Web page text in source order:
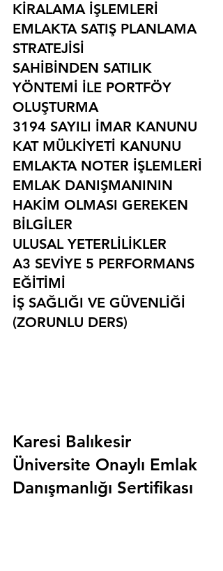
KİRALAMA İŞLEMLERİ
EMLAKTA SATIŞ PLANLAMA
STRATEJİSİ
SAHİBİNDEN SATILIK
YÖNTEMİ İLE PORTFÖY
OLUŞTURMA
3194 SAYILI İMAR KANUNU
KAT MÜLKİYETİ KANUNU
EMLAKTA NOTER İŞLEMLERİ
EMLAK DANIŞMANININ
HAKİM OLMASI GEREKEN
BİLGİLER
ULUSAL YETERLİLİKLER
A3 SEVİYE 5 PERFORMANS
EĞİTİMİ
İŞ SAĞLIĞI VE GÜVENLİĞİ
(ZORUNLU DERS)
Karesi Balıkesir
Üniversite Onaylı Emlak
Danışmanlığı Sertifikası